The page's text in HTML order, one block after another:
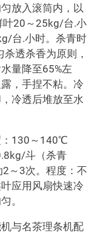
放入滚筒内，以
叶20～25kg/台.小
台.小时。杀青时
透杀香为原则，
量降至65%左
，手捏不粘。冷
冷透后堆放至水
：130～140℃
斗（杀青
～3次。程度：不
应用风扇快速冷
。
与名茶理条机配